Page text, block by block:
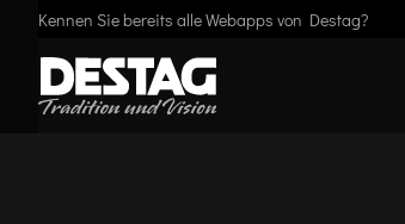
Kennen Sie bereits alle Webapps von Destag?